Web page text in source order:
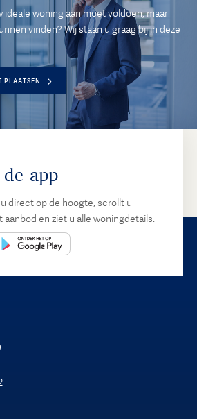
ideale woning aan moet voldoen, maar
vinden? Wij staan u graag bij in deze
PLAATSEN
app
direct op de hoogte, scrollt u
en ziet u alle woningdetails.